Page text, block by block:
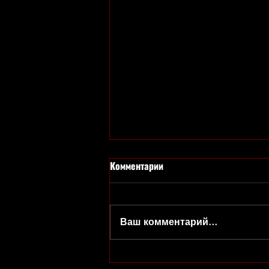
Матроскин и Шарик - это две
Комментарии
Ваш комментарий...